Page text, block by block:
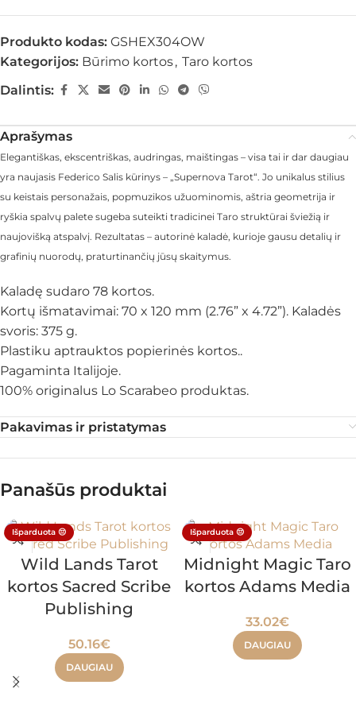
Produkto kodas: GSHEX304OW
Kategorijos: Būrimo kortos, Taro kortos
Dalintis:
Aprašymas
Elegantiškas, ekscentriškas, audringas, maištingas – visa tai ir dar daugiau
yra naujasis Federico Salis kūrinys – „Supernova Tarot“. Jo unikalus stilius
su keistais personažais, popmuzikos užuominomis, aštria geometrija ir
ryškia spalvų palete sugeba suteikti tradicinei Taro struktūrai šviežią ir
naujovišką atspalvį. Rezultatas – autorinė kaladė, kurioje gausu detalių ir
grafinių nuorodų, praturtinančių jūsų skaitymus.
Kaladę sudaro 78 kortos.
Kortų išmatavimai: 70 x 120 mm (2.76” x 4.72”). Kaladės
svoris: 375 g.
Plastiku aptrauktos popierinės kortos..
Pagaminta Italijoje.
100% originalus Lo Scarabeo produktas.
Pakavimas ir pristatymas
Panašūs produktai
Išparduota 😔
Wild Lands Tarot
kortos Sacred Scribe
Publishing
50.16€
DAUGIAU
Išparduota 😔
Midnight Magic Taro
kortos Adams Media
33.02€
DAUGIAU